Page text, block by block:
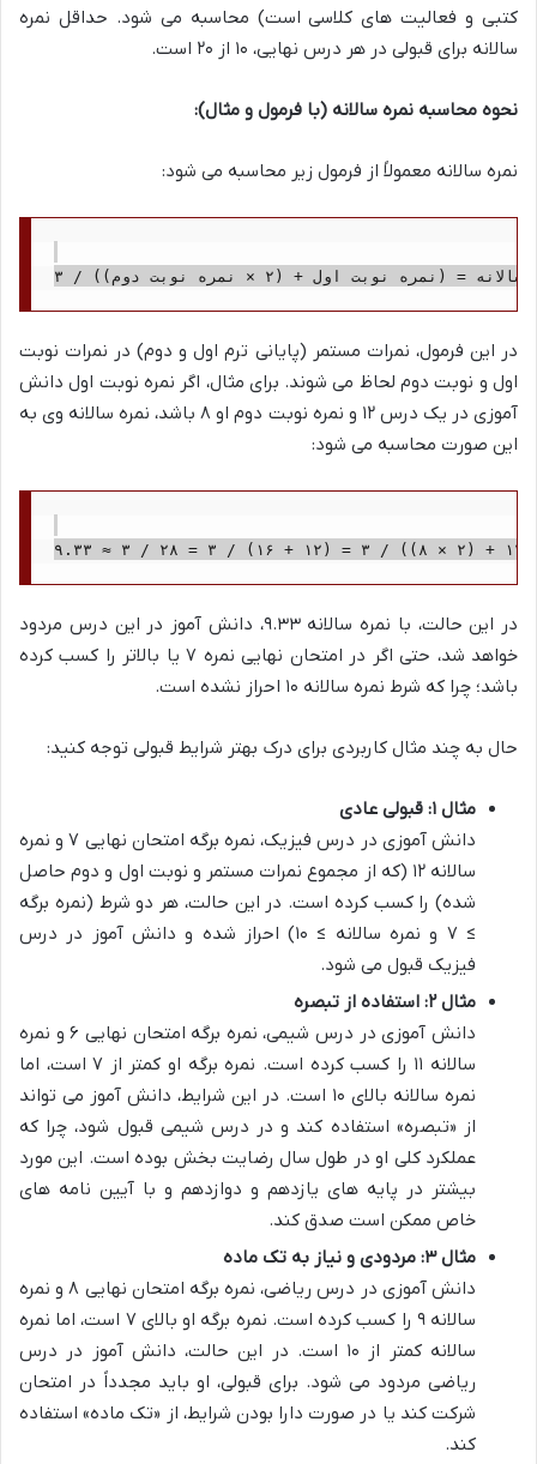
کتبی و فعالیت های کلاسی است) محاسبه می شود. حداقل نمره
سالانه برای قبولی در هر درس نهایی، ۱۰ از ۲۰ است.
نحوه محاسبه نمره سالانه (با فرمول و مثال):
نمره سالانه معمولاً از فرمول زیر محاسبه می شود:
در این فرمول، نمرات مستمر (پایانی ترم اول و دوم) در نمرات نوبت
اول و نوبت دوم لحاظ می شوند. برای مثال، اگر نمره نوبت اول دانش
آموزی در یک درس ۱۲ و نمره نوبت دوم او ۸ باشد، نمره سالانه وی به
این صورت محاسبه می شود:
در این حالت، با نمره سالانه ۹.۳۳، دانش آموز در این درس مردود
خواهد شد، حتی اگر در امتحان نهایی نمره ۷ یا بالاتر را کسب کرده
باشد؛ چرا که شرط نمره سالانه ۱۰ احراز نشده است.
حال به چند مثال کاربردی برای درک بهتر شرایط قبولی توجه کنید:
مثال ۱: قبولی عادی
دانش آموزی در درس فیزیک، نمره برگه امتحان نهایی ۷ و نمره
سالانه ۱۲ (که از مجموع نمرات مستمر و نوبت اول و دوم حاصل
شده) را کسب کرده است. در این حالت، هر دو شرط (نمره برگه
≥ ۷ و نمره سالانه ≥ ۱۰) احراز شده و دانش آموز در درس
فیزیک قبول می شود.
مثال ۲: استفاده از تبصره
دانش آموزی در درس شیمی، نمره برگه امتحان نهایی ۶ و نمره
سالانه ۱۱ را کسب کرده است. نمره برگه او کمتر از ۷ است، اما
نمره سالانه بالای ۱۰ است. در این شرایط، دانش آموز می تواند
از «تبصره» استفاده کند و در درس شیمی قبول شود، چرا که
عملکرد کلی او در طول سال رضایت بخش بوده است. این مورد
بیشتر در پایه های یازدهم و دوازدهم و با آیین نامه های
خاص ممکن است صدق کند.
مثال ۳: مردودی و نیاز به تک ماده
دانش آموزی در درس ریاضی، نمره برگه امتحان نهایی ۸ و نمره
سالانه ۹ را کسب کرده است. نمره برگه او بالای ۷ است، اما نمره
سالانه کمتر از ۱۰ است. در این حالت، دانش آموز در درس
ریاضی مردود می شود. برای قبولی، او باید مجدداً در امتحان
شرکت کند یا در صورت دارا بودن شرایط، از «تک ماده» استفاده
کند.